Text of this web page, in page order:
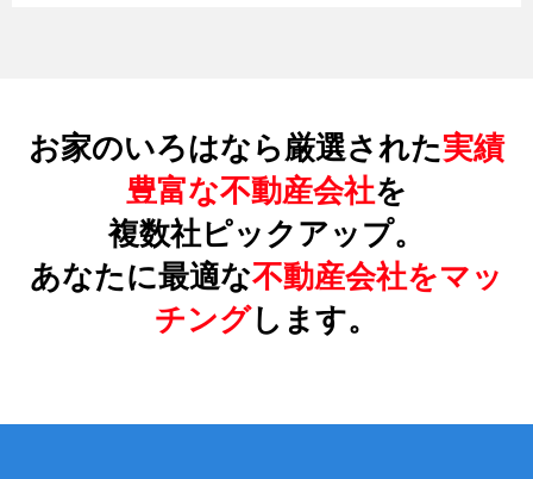
お家のいろはなら厳選された実績
豊富な不動産会社を
複数社ピックアップ。
あなたに最適な不動産会社をマッ
チングします。